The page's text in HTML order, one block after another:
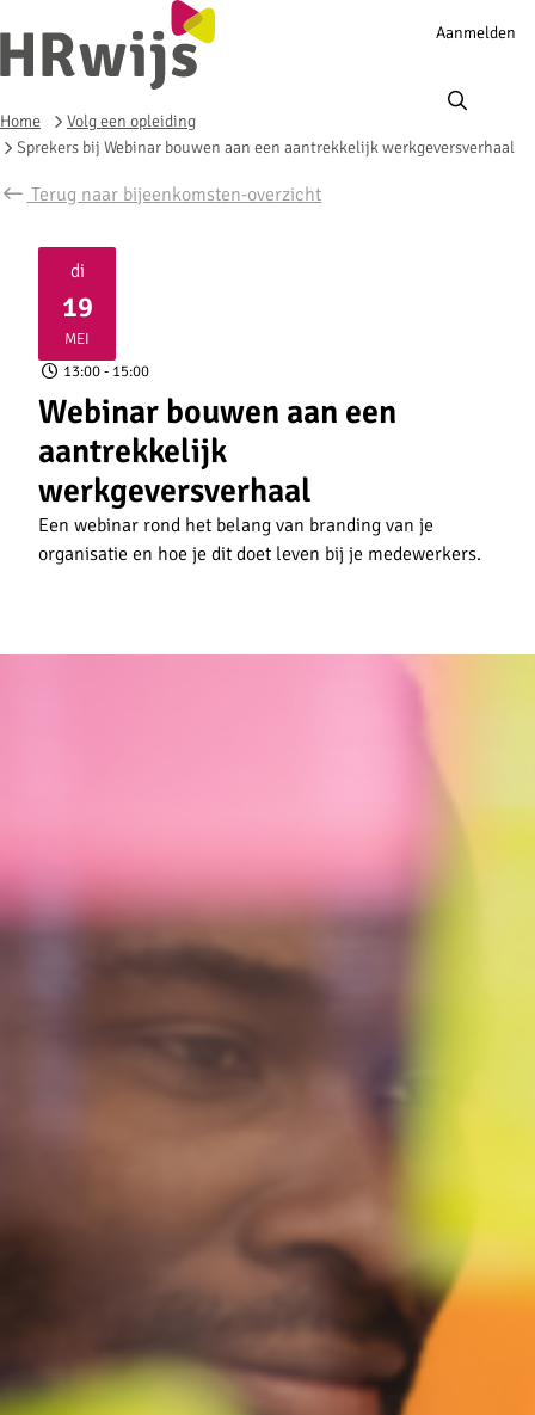
Account
Aanmelden
Home
Volg een opleiding
Sprekers bij Webinar bouwen aan een aantrekkelijk werkgeversverhaal
Terug naar bijeenkomsten-overzicht
di
19
MEI
2026
13:00- 15:00
Webinar bouwen aan een
aantrekkelijk
werkgeversverhaal
Een webinar rond het belang van branding van je
organisatie en hoe je dit doet leven bij je medewerkers.